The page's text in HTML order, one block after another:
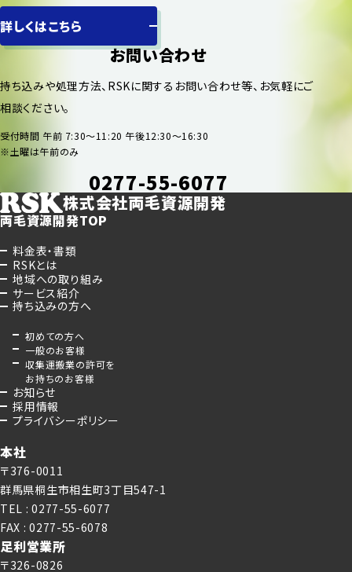
詳しくはこちら
お問い合わせ
持ち込みや処理方法、RSKに関するお問い合わせ等、お気軽にご
相談ください。
受付時間 午前 7:30〜11:20 午後12:30〜16:30
※土曜は午前のみ
0277-55-6077
株式会社両毛資源開発
本社
〒376-0011
群馬県桐生市相生町3丁目547-1
TEL : 0277-55-6077
FAX : 0277-55-6078
足利営業所
〒326-0826
両毛資源開発TOP
料金表・書類
RSKとは
地域への取り組み
サービス紹介
持ち込みの方へ
初めての方へ
一般のお客様
収集運搬業の許可を
お持ちのお客様
お知らせ
採用情報
プライバシーポリシー